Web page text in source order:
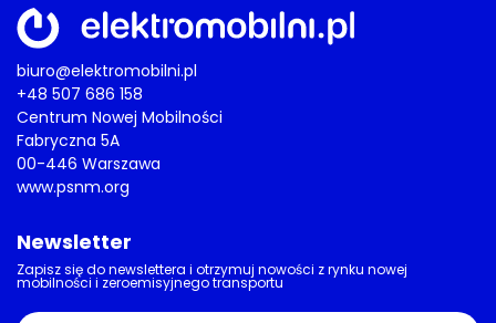
biuro@elektromobilni.pl
+48 507 686 158
Centrum Nowej Mobilności
Fabryczna 5A
00-446 Warszawa
www.psnm.org
Newsletter
Zapisz się do newslettera i otrzymuj nowości z rynku nowej
mobilności i zeroemisyjnego transportu